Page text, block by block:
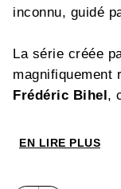
inconnu, guidé
La série créée
Frédéric Bihel,
grandiose et
EN LIRE PLUS